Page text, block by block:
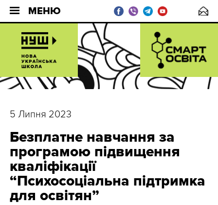
МЕНЮ
5 Липня 2023
Безплатне навчання за
програмою підвищення
кваліфікації
“Психосоціальна підтримка
для освітян”